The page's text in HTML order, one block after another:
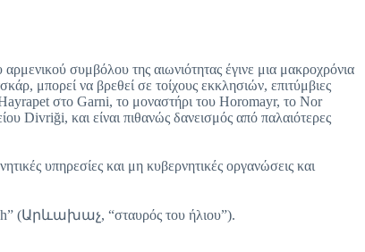
συμβόλου της αιωνιότητας έγινε μια μακροχρόνια
μπορεί να βρεθεί σε τοίχους εκκλησιών, επιτύμβιες
Hayrapet στο Garni, το μοναστήρι του Horomayr, το Nor
Divriği, και είναι πιθανώς δανεισμός από παλαιότερες
υπηρεσίες και μη κυβερνητικές οργανώσεις και
(Արևախաչ, “σταυρός του ήλιου”).